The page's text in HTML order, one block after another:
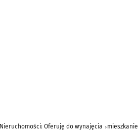
Nieruchomości: Oferuję do wynajęcia